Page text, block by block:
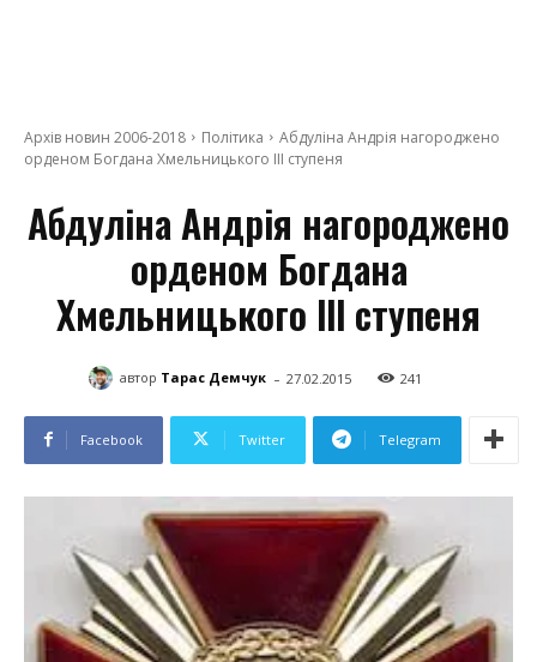
Архів новин 2006-2018 Політика
Абдуліна Андрія нагороджено
орденом Богдана Хмельницького ІІІ ступеня
Абдуліна Андрія нагороджено
орденом Богдана
Хмельницького ІІІ ступеня
автор Тарас Демчук - 27.02.2015 241
Facebook Twitter Telegram